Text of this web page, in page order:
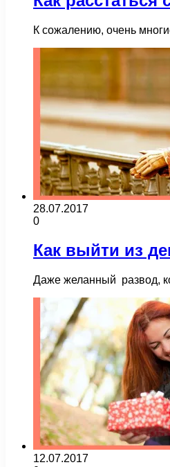
К сожалению, очень
28.07.2017
0
Как выйти из
Даже желанный развод,
12.07.2017